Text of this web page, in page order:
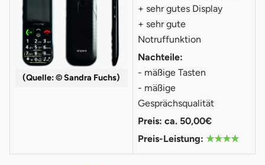
(Quelle: © Sandra Fuchs)
+ sehr gutes Display
+ sehr gute
Notruffunktion
Nachteile:
- mäßige Tasten
- mäßige
Gesprächsqualität
Preis: ca. 50,00€
Preis-Leistung: ★★★★